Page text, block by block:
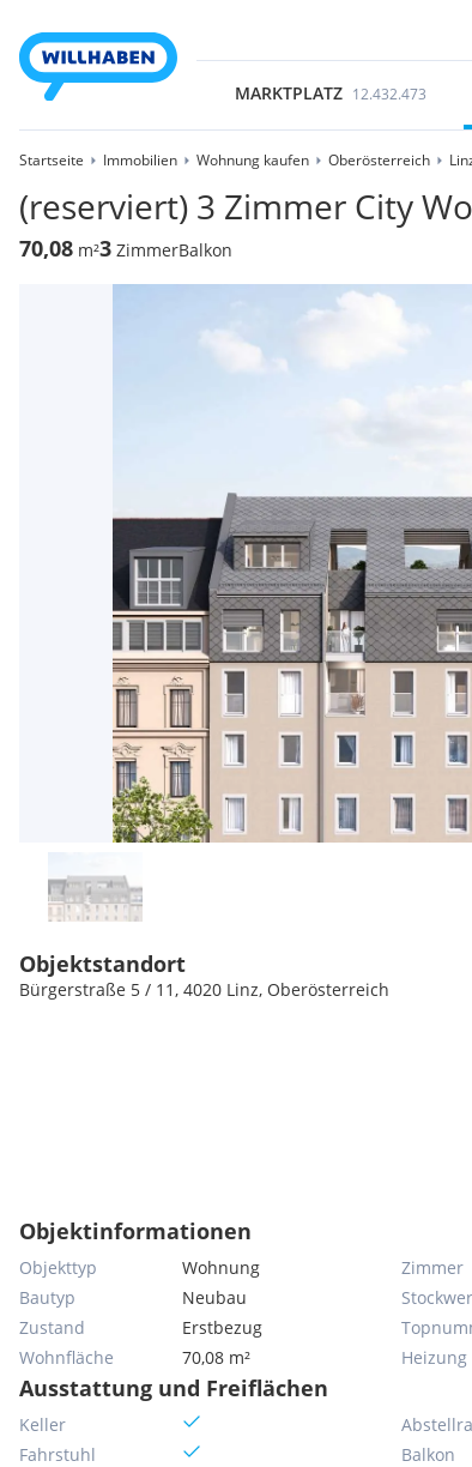
MARKTPLATZ 12.432.473
Startseite Immobilien Wohnung kaufen Oberösterreich
(reserviert) 3 Zimmer City
70,08 m²3 ZimmerBalkon
Objektstandort
Bürgerstraße 5 / 11, 4020 Linz, Oberösterreich
Objektinformationen
Objekttyp
Wohnung
Bautyp
Neubau
Zustand
Erstbezug
Wohnfläche
70,08 m²
Zimmer
Heizung
Ausstattung und Freiflächen
Keller
Fahrstuhl
Balkon